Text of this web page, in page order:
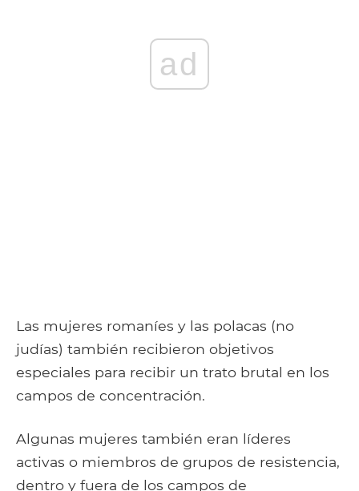
ad
Las mujeres romaníes y las polacas (no
judías) también recibieron objetivos
especiales para recibir un trato brutal en los
campos de concentración.
Algunas mujeres también eran líderes
activas o miembros de grupos de resistencia,
dentro y fuera de los campos de